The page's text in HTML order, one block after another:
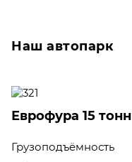
Наш автопарк
Еврофура 15 тонн
Грузоподъёмность